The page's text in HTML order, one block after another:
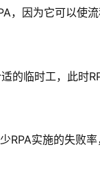
，因为它可以使流
临时工，此时
实施的失败